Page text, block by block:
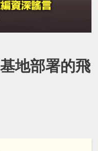
地部署的飛